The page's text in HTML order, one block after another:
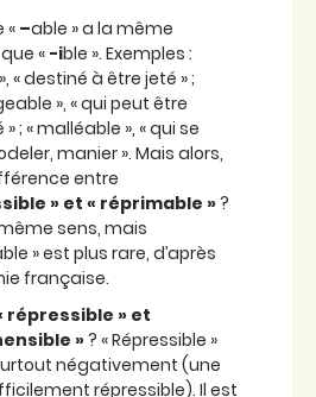
«–able » a la même
« -ible ». Exemples :
« destiné à être jeté » ;
», « qui peut être
; « malléable », « qui se
manier ». Mais alors,
entre
» et « réprimable »?
sens, mais
» est plus rare, d’après
française.
répressible » et
»? « Répressible »
négativement (une
répressible). Il est